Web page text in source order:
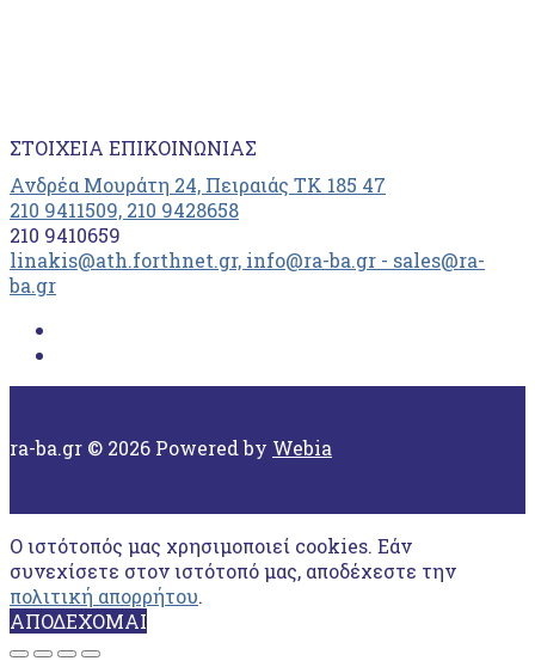
ΣΤΟΙΧΕΊΑ ΕΠΙΚΟΙΝΩΝΊΑΣ
Ανδρέα Μουράτη 24, Πειραιάς ΤΚ 185 47
210 9411509, 210 9428658
210 9410659
linakis@ath.forthnet.gr, info@ra-ba.gr - sales@ra-
ba.gr
ra-ba.gr © 2026 Powered by Webia
Ο ιστότοπός μας χρησιμοποιεί cookies. Εάν
συνεχίσετε στον ιστότοπό μας, αποδέχεστε την
πολιτική απορρήτου.
ΑΠΟΔΕΧΟΜΑΙ